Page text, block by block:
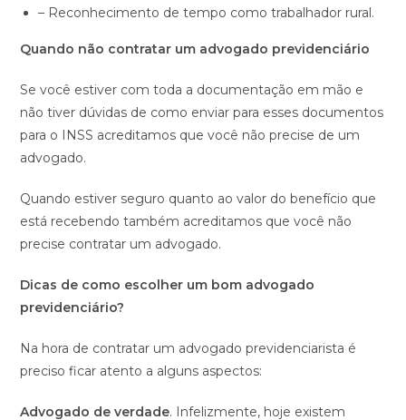
– Reconhecimento de tempo como trabalhador rural.
Quando não contratar um advogado previdenciário
Se você estiver com toda a documentação em mão e
não tiver dúvidas de como enviar para esses documentos
para o INSS acreditamos que você não precise de um
advogado.
Quando estiver seguro quanto ao valor do benefício que
está recebendo também acreditamos que você não
precise contratar um advogado.
Dicas de como escolher um bom advogado
previdenciário?
Na hora de contratar um advogado previdenciarista é
preciso ficar atento a alguns aspectos:
Advogado de verdade. Infelizmente, hoje existem